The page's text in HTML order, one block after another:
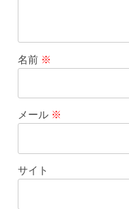
名前 ※
メール ※
サイト